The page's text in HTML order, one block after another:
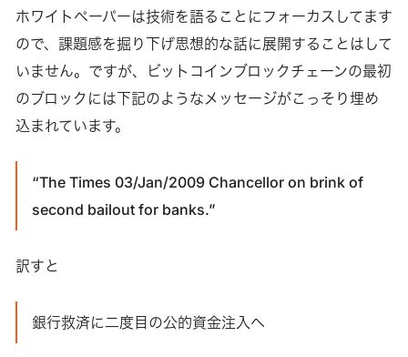
ホワイトペーパーは技術を語ることにフォーカスしてます
ので、課題感を掘り下げ思想的な話に展開することはして
いません。ですが、ビットコインブロックチェーンの最初
のブロックには下記のようなメッセージがこっそり埋め
込まれています。
“The Times 03/Jan/2009 Chancellor on brink of
second bailout for banks.”
訳すと
銀行救済に二度目の公的資金注入へ